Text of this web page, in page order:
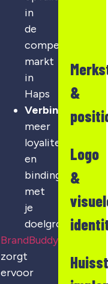
in
de
competitieve
markt
in
Haps
Verbinding
meer
loyaliteit
en
binding
met
je
doelgroep
BrandBuddy
zorgt
ervoor
&
Logo
&